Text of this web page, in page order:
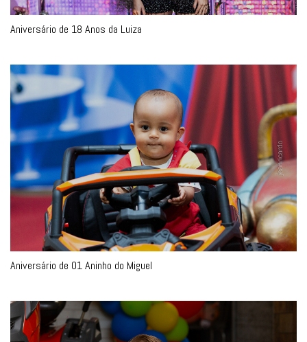
Aniversário de 18 Anos da Luiza
Aniversário de 01 Aninho do Miguel